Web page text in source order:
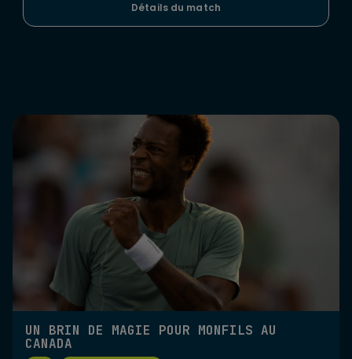
Détails du match
UN BRIN DE MAGIE POUR MONFILS AU
CANADA